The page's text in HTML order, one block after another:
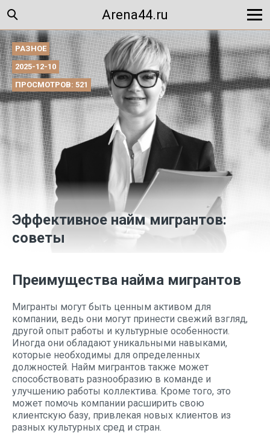
Arena44.ru
РАЗНОЕ
2025-12-10
ПРОСМОТРОВ: 521
Эффективное найм мигрантов:
советы
Преимущества найма мигрантов
Мигранты могут быть ценным активом для
компании, ведь они могут принести свежий взгляд,
другой опыт работы и культурные особенности.
Иногда они обладают уникальными навыками,
которые необходимы для определенных
должностей. Найм мигрантов также может
способствовать разнообразию в команде и
улучшению работы коллектива. Кроме того, это
может помочь компании расширить свою
клиентскую базу, привлекая новых клиентов из
разных культурных сред и стран.